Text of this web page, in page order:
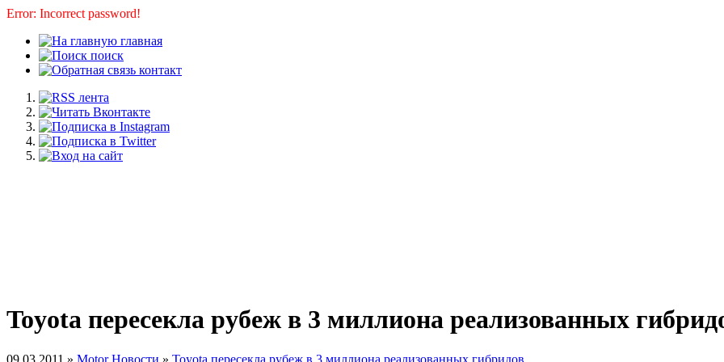
Error: Incorrect password!
главная
поиск
контакт
Toyota пересекла рубеж в 3 миллиона реализованных
09.03.2011 » Motor Новости » Toyota пересекла рубеж в 3 миллиона реализованных гибридов